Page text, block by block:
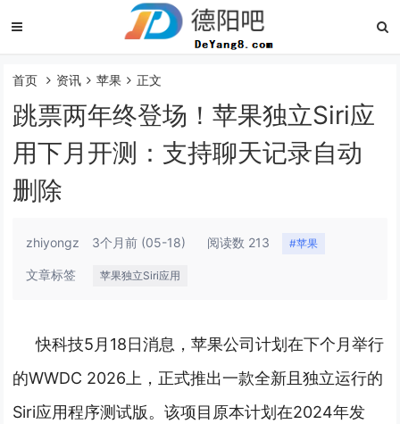
首页 资讯 苹果 正文
跳票两年终登场！苹果独立Siri应
用下月开测：支持聊天记录自动
删除
zhiyongz 3个月前 (05-18) 阅读数 213 #苹果
文章标签 苹果独立Siri应用
快科技5月18日消息，苹果公司计划在下个月举行
的WWDC 2026上，正式推出一款全新且独立运行的
Siri应用程序测试版。该项目原本计划在2024年发